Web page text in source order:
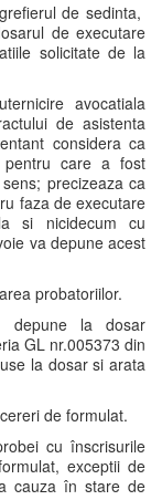
de sedinta,
de executare
solicitate de la
avocatiala
de asistenta
considera ca
pentru care a fost
precizeaza ca
faza de executare
si nicidecum cu
va depune acest
probatoriilor.
la dosar
GL nr.005373 din
la dosar si arata
de formulat.
cu înscrisurile
exceptii de
cauza în stare de